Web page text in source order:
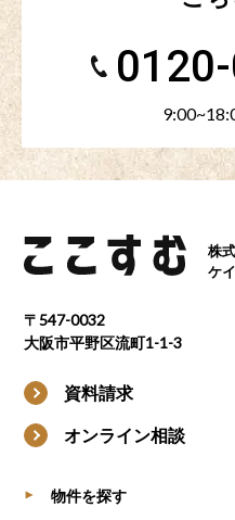
株
ケ
〒547-0032
大阪市平野区流町1-1-3
資料請求
オンライン相談
▶ 物件を探す